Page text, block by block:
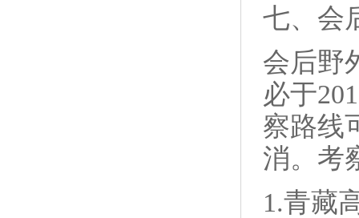
七、会
会后野
必于
察路线
消。考
1.青藏